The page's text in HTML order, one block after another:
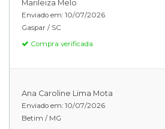
Marileiza Melo
Enviado em: 10/07/2026
Gaspar / SC
Compra verificada
Ana Caroline Lima Mota
Enviado em: 10/07/2026
Betim / MG